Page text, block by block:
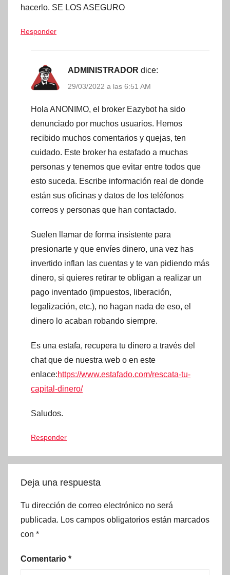
hacerlo. SE LOS ASEGURO
Responder
ADMINISTRADOR dice:
29/03/2022 a las 6:51 AM
Hola ANONIMO, el broker Eazybot ha sido
denunciado por muchos usuarios. Hemos
recibido muchos comentarios y quejas, ten
cuidado. Este broker ha estafado a muchas
personas y tenemos que evitar entre todos que
esto suceda. Escribe información real de donde
están sus oficinas y datos de los teléfonos
correos y personas que han contactado.
Suelen llamar de forma insistente para
presionarte y que envíes dinero, una vez has
invertido inflan las cuentas y te van pidiendo más
dinero, si quieres retirar te obligan a realizar un
pago inventado (impuestos, liberación,
legalización, etc.), no hagan nada de eso, el
dinero lo acaban robando siempre.
Es una estafa, recupera tu dinero a través del
chat que de nuestra web o en este
enlace:https://www.estafado.com/rescata-tu-
capital-dinero/
Saludos.
Responder
Deja una respuesta
Tu dirección de correo electrónico no será
publicada. Los campos obligatorios están marcados
con *
Comentario *